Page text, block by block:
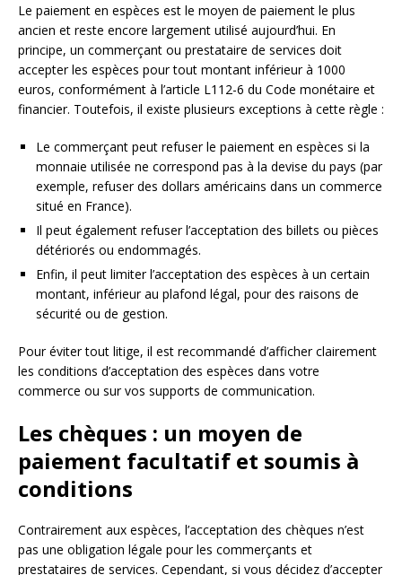
Le paiement en espèces est le moyen de paiement le plus
ancien et reste encore largement utilisé aujourd’hui. En
principe, un commerçant ou prestataire de services doit
accepter les espèces pour tout montant inférieur à 1000
euros, conformément à l’article L112-6 du Code monétaire et
financier. Toutefois, il existe plusieurs exceptions à cette règle :
Le commerçant peut refuser le paiement en espèces si la
monnaie utilisée ne correspond pas à la devise du pays (par
exemple, refuser des dollars américains dans un commerce
situé en France).
Il peut également refuser l’acceptation des billets ou pièces
détériorés ou endommagés.
Enfin, il peut limiter l’acceptation des espèces à un certain
montant, inférieur au plafond légal, pour des raisons de
sécurité ou de gestion.
Pour éviter tout litige, il est recommandé d’afficher clairement
les conditions d’acceptation des espèces dans votre
commerce ou sur vos supports de communication.
Les chèques : un moyen de
paiement facultatif et soumis à
conditions
Contrairement aux espèces, l’acceptation des chèques n’est
pas une obligation légale pour les commerçants et
prestataires de services. Cependant, si vous décidez d’accepter